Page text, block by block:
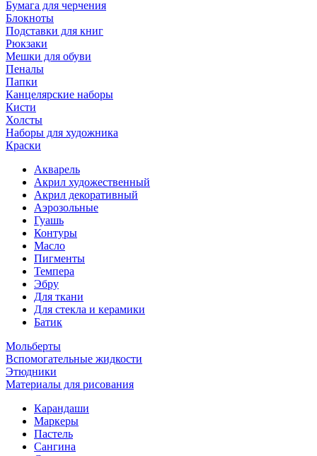
Бумага для черчения
Блокноты
Подставки для книг
Рюкзаки
Мешки для обуви
Пеналы
Папки
Канцелярские наборы
Кисти
Холсты
Наборы для художника
Краски
Акварель
Акрил художественный
Акрил декоративный
Аэрозольные
Гуашь
Контуры
Масло
Пигменты
Темпера
Эбру
Для ткани
Для стекла и керамики
Батик
Мольберты
Вспомогательные жидкости
Этюдники
Материалы для рисования
Карандаши
Маркеры
Пастель
Сангина